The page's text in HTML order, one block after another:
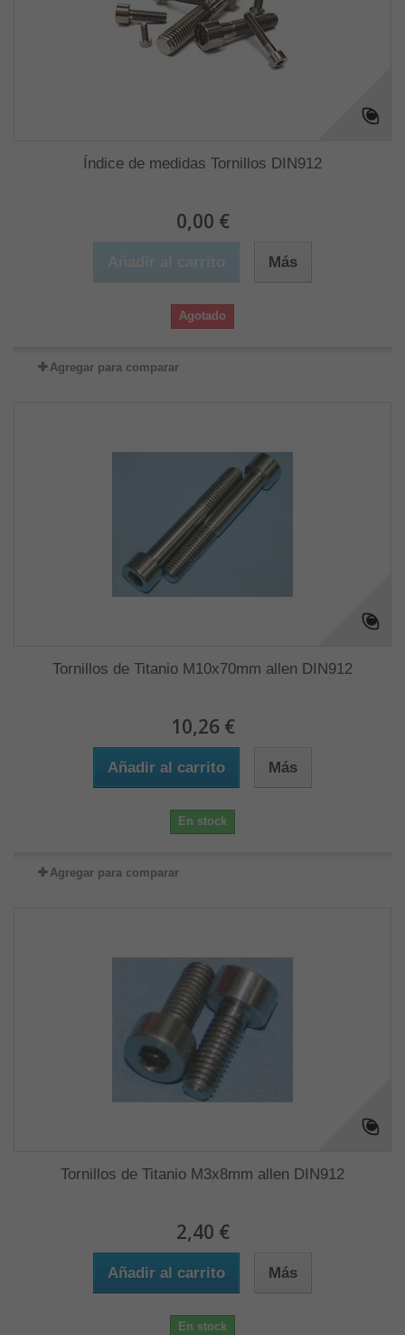
Índice de medidas Tornillos DIN912
0,00 €
Más
Agotado
Agregar para comparar
Tornillos de Titanio M10x70mm allen DIN912
10,26 €
Añadir al carrito Más
En stock
Agregar para comparar
Tornillos de Titanio M3x8mm allen DIN912
2,40 €
Añadir al carrito Más
En stock